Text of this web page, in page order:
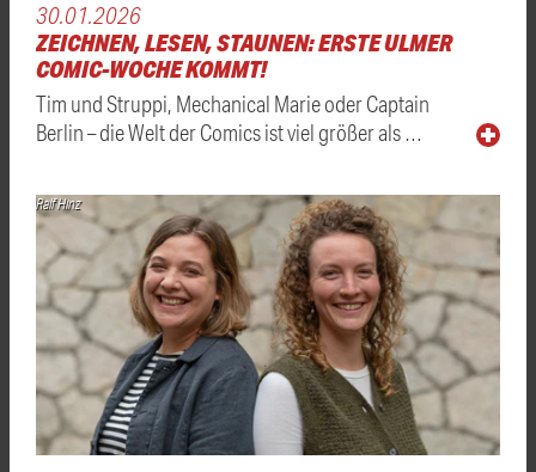
30.01.2026
ZEICHNEN, LESEN, STAUNEN: ERSTE ULMER
COMIC-WOCHE KOMMT!
Tim und Struppi, Mechanical Marie oder Captain
Berlin – die Welt der Comics ist viel größer als …
Ralf Hinz